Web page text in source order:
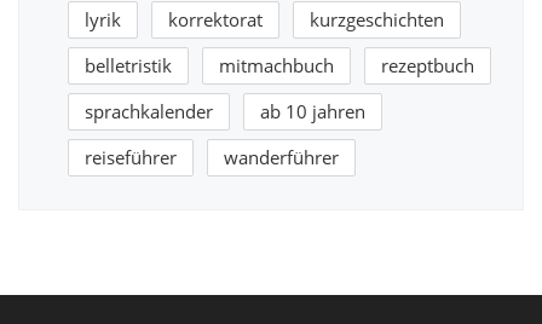
lyrik
korrektorat
kurzgeschichten
belletristik
mitmachbuch
rezeptbuch
sprachkalender
ab 10 jahren
reiseführer
wanderführer